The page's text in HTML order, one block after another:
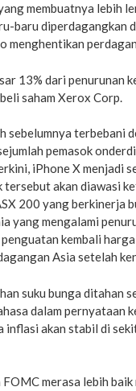
membuatnya lebih
baru diperdagangkan
menghentikan
13% dari penurunan
saham Xerox Corp.
sebelumnya terbebani
pemasok
iPhone X menjadi
akan diawasi
200 yang berkinerja
yang mengalami
kembali
Asia setelah
suku bunga ditahan
dalam pernyataan
inflasi akan stabil di
merasa lebih